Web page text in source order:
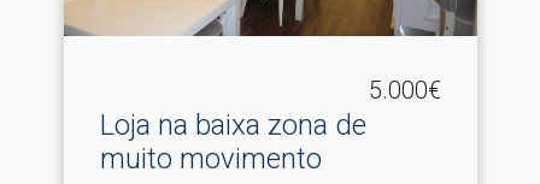
5.000€
Loja na baixa zona de
muito movimento